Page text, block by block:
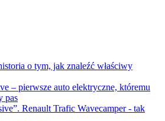
o tym, jak znaleźć właściwy
– pierwsze auto elektryczne, któremu
pas
Renault Trafic Wavecamper - tak